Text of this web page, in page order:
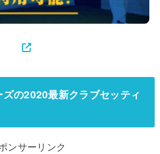
の2020最新クラブセッティ
ンサーリンク